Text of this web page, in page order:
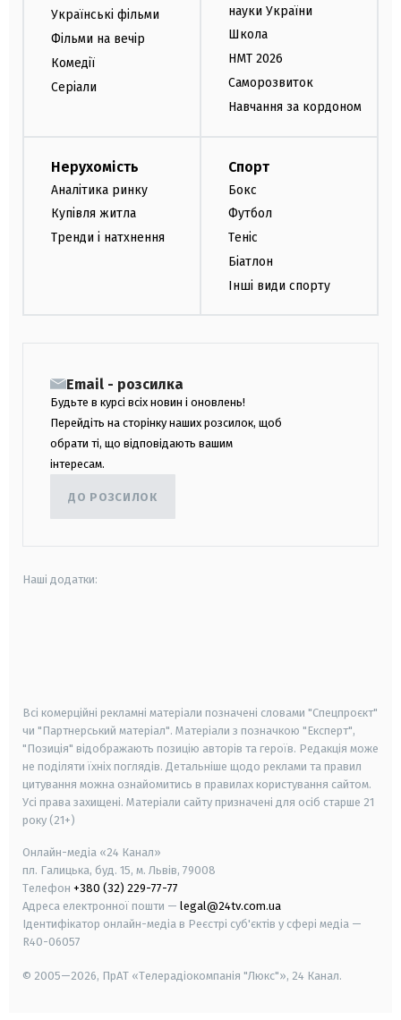
Українські фільми
Фільми на вечір
Комедії
Серіали
науки України
Школа
НМТ 2026
Саморозвиток
Навчання за кордоном
Нерухомість
Аналітика ринку
Купівля житла
Тренди і натхнення
Спорт
Бокс
Футбол
Теніс
Біатлон
Інші види спорту
Email - розсилка
Будьте в курсі всіх новин і оновлень!
Перейдіть на сторінку наших розсилок, щоб
обрати ті, що відповідають вашим
інтересам.
ДО РОЗСИЛОК
Наші додатки:
Всі комерційні рекламні матеріали позначені словами "Спецпроєкт"
чи "Партнерський матеріал". Матеріали з позначкою "Експерт",
"Позиція" відображають позицію авторів та героїв. Редакція може
не поділяти їхніх поглядів. Детальніше щодо реклами та правил
цитування можна ознайомитись в правилах користування сайтом.
Усі права захищені. Матеріали сайту призначені для осіб старше 21
року (21+)
Онлайн-медіа «24 Канал»
пл. Галицька, буд. 15, м. Львів, 79008
Телефон +380 (32) 229-77-77
Адреса електронної пошти — legal@24tv.com.ua
Ідентифікатор онлайн-медіа в Реєстрі суб'єктів у сфері медіа —
R40-06057
© 2005—2026, ПрАТ «Телерадіокомпанія "Люкс"», 24 Канал.